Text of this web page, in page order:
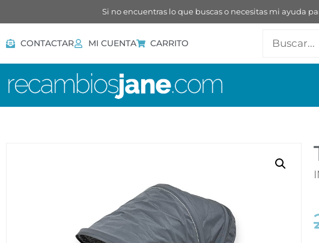
Si no encuentras lo que buscas o necesitas mi ayuda
CONTACTAR MI CUENTA CARRITO